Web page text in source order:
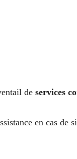
de services
en cas de